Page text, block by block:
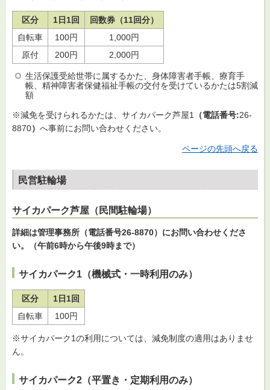
区分 1日1回
回数券（11回分）
自転車
100円
1,000円
原付
200円 2,000円
生活保護受給世帯に属するかた、身体障害者手帳、療育手
帳、精神障害者保健福祉手帳の交付を受けているかたは5割減
額
※減免を受けられるかたは、サイカパーク芦屋1 （電話番号:26-
8870） へ事前にお問い合わせください。
ページの先頭へ戻る
民営駐輪場
サイカパーク芦屋（民間駐輪場）
詳細は管理事務所（電話番号26-8870）にお問い合わせくださ
い。（午前6時から午後9時まで）
サイカパーク1 （機械式・一時利用のみ）
区分
1日1回
自転車
100円
※サイカパーク1の利用については、減免制度の適用はありませ
ん。
サイカパーク2（平置き・定期利用のみ）